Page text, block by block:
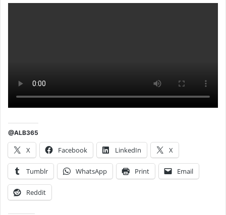
@ALB365
X Facebook LinkedIn X
Tumblr WhatsApp Print Email
Reddit